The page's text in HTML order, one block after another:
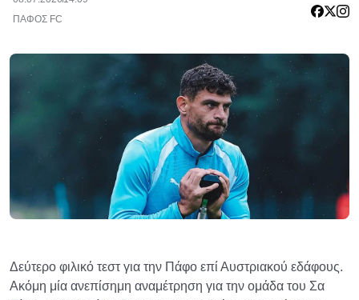
ΠΑΦΟΣ FC
Δεύτερο φιλικό τεστ για την Πάφο επί Αυστριακού εδάφους.
Ακόμη μία ανεπίσημη αναμέτρηση για την ομάδα του Σα